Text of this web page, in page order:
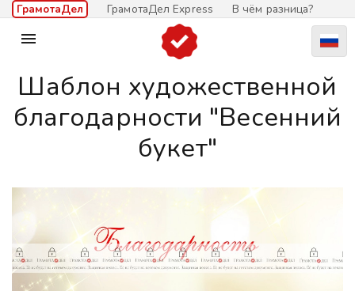
ГрамотаДел ГрамотаДел Express В чём разница?

Шаблон художественной
благодарности "Весенний
букет"